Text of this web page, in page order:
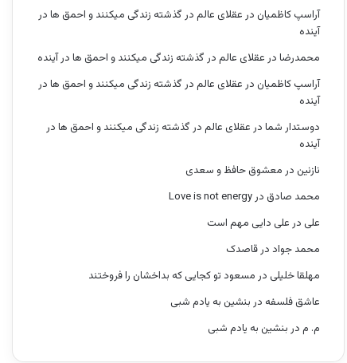
آراسپ کاظمیان در عقلای عالم در گذشته زندگی میکنند و احمق ها در
آینده
محمدرضا در عقلای عالم در گذشته زندگی میکنند و احمق ها در آینده
آراسپ کاظمیان در عقلای عالم در گذشته زندگی میکنند و احمق ها در
آینده
دوستدار شما در عقلای عالم در گذشته زندگی میکنند و احمق ها در
آینده
نازنین در معشوق حافظ و سعدی
محمد صادق درLove is not energy
علی در علی دایی مهم است
محمد جواد درقاصدک
مهلقا خلیلی در مسعود تو کجایی که بداخشان را فروختند
عاشق فلسفه در بنشین به یادم شبی
م. م در بنشین به یادم شبی